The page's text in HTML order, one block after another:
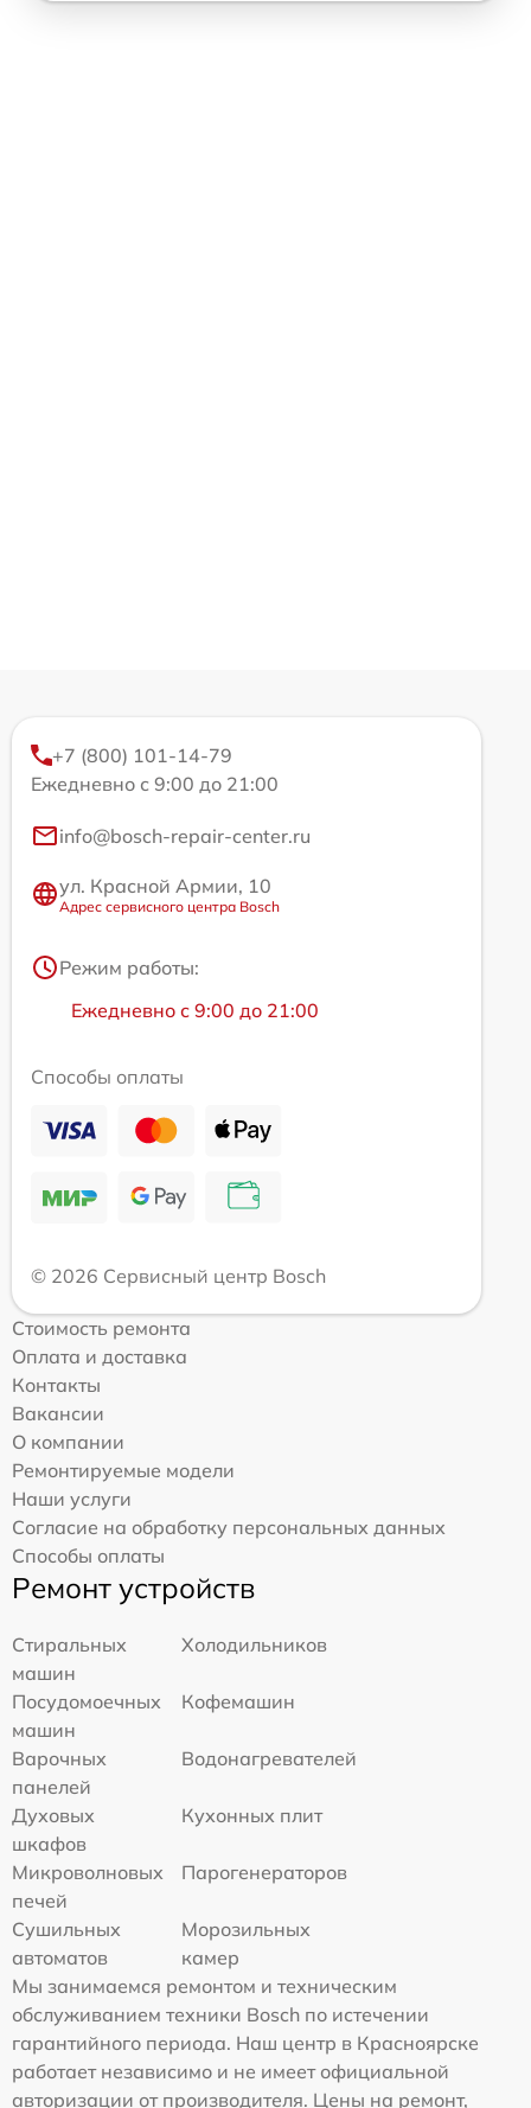
+7 (800) 101-14-79
Ежедневно с 9:00 до 21:00
info@bosch-repair-center.ru
ул. Красной Армии, 10
Адрес сервисного центра Bosch
Режим работы:
Ежедневно с 9:00 до 21:00
Способы оплаты
© 2026 Сервисный центр Bosch
Стоимость ремонта
Оплата и доставка
Контакты
Вакансии
О компании
Ремонтируемые модели
Наши услуги
Согласие на обработку персональных данных
Способы оплаты
Ремонт устройств
Стиральных
машин
Холодильников
Посудомоечных
машин
Кофемашин
Варочных
панелей
Водонагревателей
Духовых
шкафов
Кухонных плит
Микроволновых
печей
Парогенераторов
Сушильных
автоматов
Морозильных
камер
Мы занимаемся ремонтом и техническим
обслуживанием техники Bosch по истечении
гарантийного периода. Наш центр в Красноярске
работает независимо и не имеет официальной
авторизации от производителя. Цены на ремонт,